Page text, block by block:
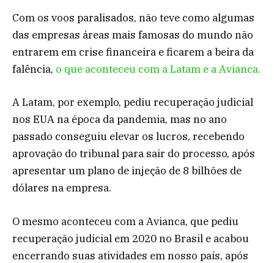
Com os voos paralisados, não teve como algumas
das empresas áreas mais famosas do mundo não
entrarem em crise financeira e ficarem a beira da
falência, o que aconteceu com a Latam e a Avianca.
A Latam, por exemplo, pediu recuperação judicial
nos EUA na época da pandemia, mas no ano
passado conseguiu elevar os lucros, recebendo
aprovação do tribunal para sair do processo, após
apresentar um plano de injeção de 8 bilhões de
dólares na empresa.
O mesmo aconteceu com a Avianca, que pediu
recuperação judicial em 2020 no Brasil e acabou
encerrando suas atividades em nosso país, após